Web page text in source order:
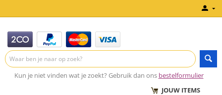
Kun je niet vinden wat je zoekt? Gebruik dan ons bestelformulier
JOUW ITEMS